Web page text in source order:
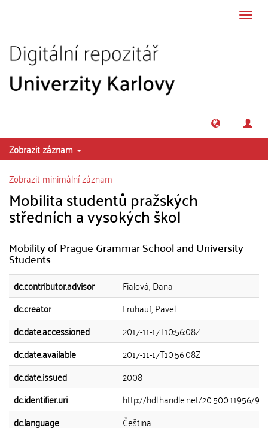
Zobrazit záznam
Zobrazit minimální záznam
Mobilita studentů pražských
středních a vysokých škol
Mobility of Prague Grammar School and University
Students
dc.contributor.advisor
Fialová, Dana
dc.creator
Frühauf, Pavel
dc.date.accessioned
2017-11-17T10:56:08Z
dc.date.available
2017-11-17T10:56:08Z
dc.date.issued
2008
dc.identifier.uri
http://hdl.handle.net/20.500.11956/
dc.language
Čeština